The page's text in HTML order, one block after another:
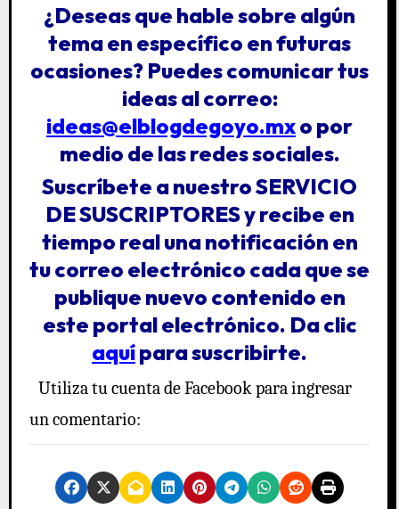
¿Deseas que hable sobre algún
tema en específico en futuras
ocasiones? Puedes comunicar tus
ideas al correo:
ideas@elblogdegoyo.mxo por
medio de las redes sociales.
Suscríbete a nuestroSERVICIO
DE SUSCRIPTORESy recibe en
tiempo real una notificación en
tu correo electrónico cada que se
publique nuevo contenido en
este portal electrónico. Da clic
aquípara suscribirte.
Utiliza tu cuenta de Facebook para ingresar
un comentario: